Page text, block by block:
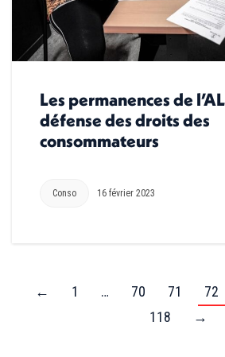
Les permanences de
défense des droits des
consommateurs
Conso 16 février 2023
← 1 … 70 71 72
118
→